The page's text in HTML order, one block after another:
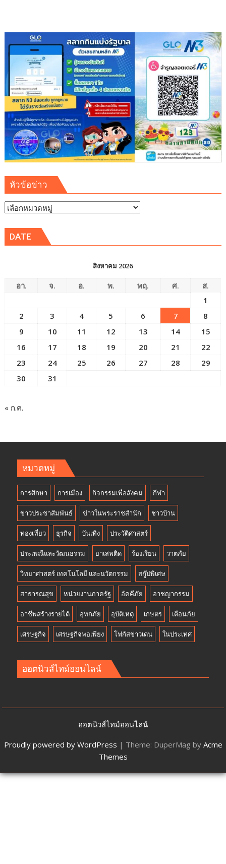
เสริม
ความ
มั่นคง
ระบบ
สาธารณูปโภค
รองรับ
การ
เติบโต
เขต
พัฒนา
พิเศษ
ภาค
ตะวัน
หัวข้อข่าว
หัวข้อ
DATE
สิงหาคม 2026
อา. จ. อ. พ. พฤ. ศ.
ส.
1
2
3 4 5 6 7
8
9
10 11 12 13 14
15
16
17 18 19 20 21
22
23
24 25 26 27 28
29
30
31
« ก.ค.
หมวดหมู่
การศึกษา การเมือง กิจกรรมเพื่อสังคม กีฬา
ข่าวประชาสัมพันธ์ ข่าวในพระราชสำนัก ชาวบ้าน
ท่องเที่ยว ธุรกิจ บันเทิง ประวัติศาสตร์
ประเพณีและวัฒนธรรม ยาเสพติด ร้องเรียน วาตภัย
วิทยาศาสตร์ เทคโนโลยี และนวัตกรรม สกู๊ปพิเศษ
สาธารณสุข หน่วยงานภาครัฐ อัคคีภัย อาชญากรรม
อาชีพสร้างรายได้ อุทกภัย อุบัติเหตุ เกษตร เตือนภัย
เศรษฐกิจ เศรษฐกิจพอเพียง โฟกัสข่าวเด่น ในประเทศ
ฮอตนิวส์ไทม์ออนไลน์
ฮอตนิวส์ไทม์ออนไลน์
Proudly powered by WordPress | Theme: DuperMag by Acme
Themes